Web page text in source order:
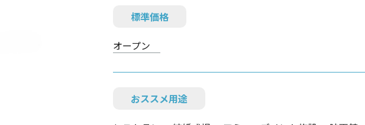
標準価格
オープン
おススメ用途